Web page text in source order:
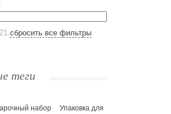
ЕВРОПОСУДА
Аксессуары
и блокноты
Датированные ежедневники
Планинги и телефонные книжки
сбросить все фильтры
теги
набор
Упаковка для